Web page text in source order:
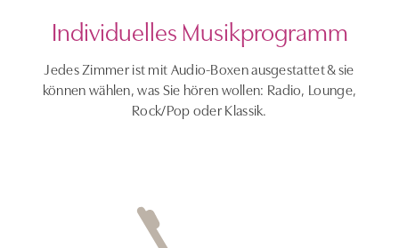
Individuelles Musikprogramm
Jedes Zimmer ist mit Audio-Boxen ausgestattet & sie
können wählen, was Sie hören wollen: Radio, Lounge,
Rock/Pop oder Klassik.